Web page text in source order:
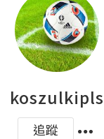
koszulkipls
追蹤